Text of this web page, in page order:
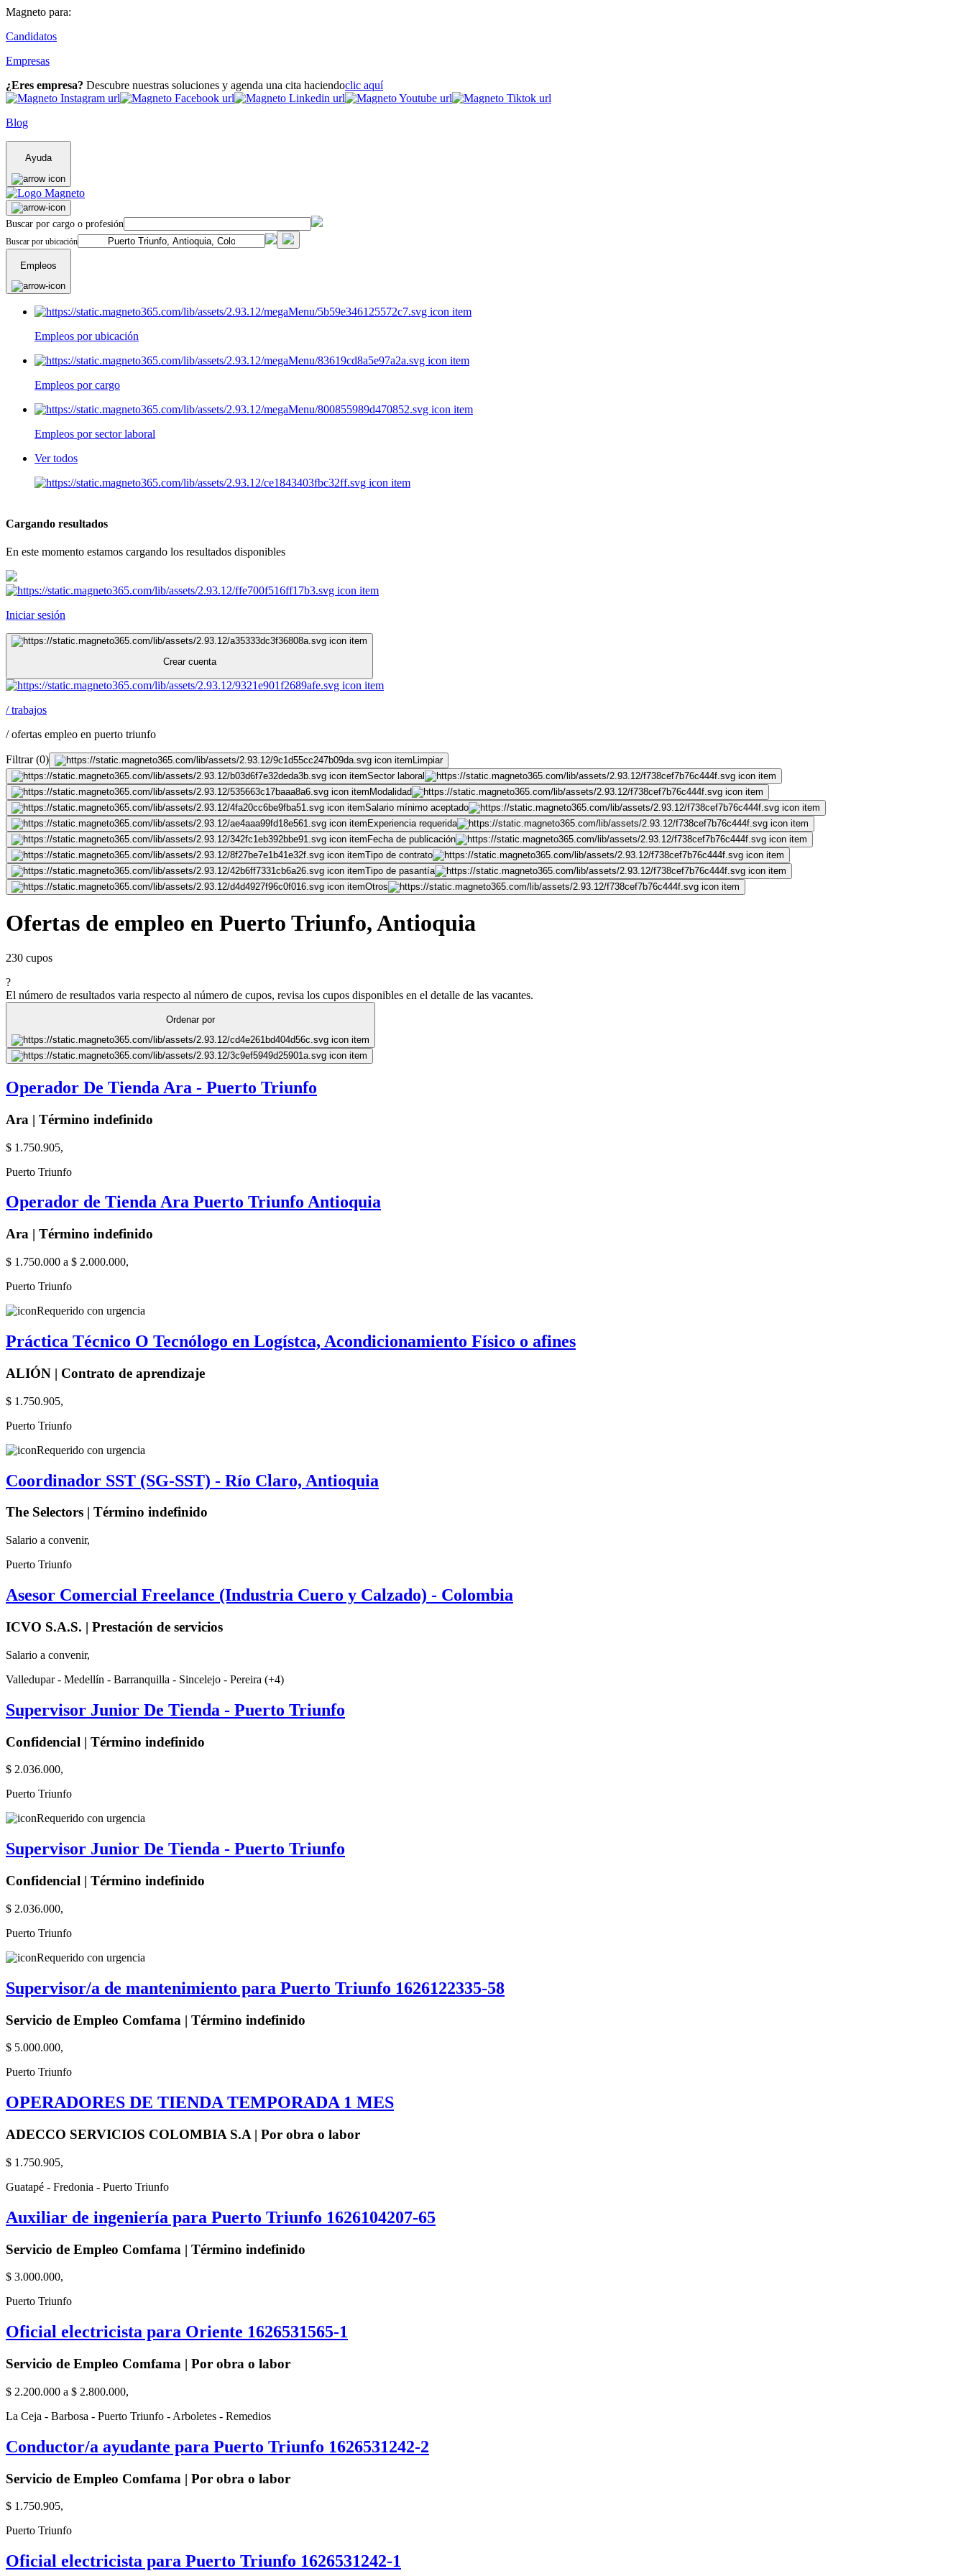
Magneto para:
Candidatos
Empresas
¿Eres empresa? Descubre nuestras soluciones y agenda una cita haciendoclic aquí
Blog
Ayuda
Buscar por cargo o profesión
Buscar por ubicación
Empleos
Empleos por ubicación
Empleos por cargo
Empleos por sector laboral
Ver todos
Cargando resultados
En este momento estamos cargando los resultados disponibles
Iniciar sesión
Crear cuenta
/trabajos
/ofertas empleo en puerto triunfo
Filtrar(0)
Limpiar
Sector laboral
Modalidad
Salario mínimo aceptado
Experiencia requerida
Fecha de publicación
Tipo de contrato
Tipo de pasantía
Otros
Ofertas de empleo en Puerto Triunfo, Antioquia
230 cupos
?
El número de resultados varia respecto al número de cupos, revisa los cupos disponibles en el detalle de las vacantes.
Ordenar por
Operador De Tienda Ara - Puerto Triunfo
Ara | Término indefinido
$ 1.750.905,
Puerto Triunfo
Operador de Tienda Ara Puerto Triunfo Antioquia
Ara | Término indefinido
$ 1.750.000 a $ 2.000.000,
Puerto Triunfo
Requerido con urgencia
Práctica Técnico O Tecnólogo en Logístca, Acondicionamiento Físico o afines
ALIÓN | Contrato de aprendizaje
$ 1.750.905,
Puerto Triunfo
Requerido con urgencia
Coordinador SST (SG-SST) - Río Claro, Antioquia
The Selectors | Término indefinido
Salario a convenir,
Puerto Triunfo
Asesor Comercial Freelance (Industria Cuero y Calzado) - Colombia
ICVO S.A.S. | Prestación de servicios
Salario a convenir,
Valledupar - Medellín - Barranquilla - Sincelejo - Pereira (+4)
Supervisor Junior De Tienda - Puerto Triunfo
Confidencial | Término indefinido
$ 2.036.000,
Puerto Triunfo
Requerido con urgencia
Supervisor Junior De Tienda - Puerto Triunfo
Confidencial | Término indefinido
$ 2.036.000,
Puerto Triunfo
Requerido con urgencia
Supervisor/a de mantenimiento para Puerto Triunfo 1626122335-58
Servicio de Empleo Comfama | Término indefinido
$ 5.000.000,
Puerto Triunfo
OPERADORES DE TIENDA TEMPORADA 1 MES
ADECCO SERVICIOS COLOMBIA S.A | Por obra o labor
$ 1.750.905,
Guatapé - Fredonia - Puerto Triunfo
Auxiliar de ingeniería para Puerto Triunfo 1626104207-65
Servicio de Empleo Comfama | Término indefinido
$ 3.000.000,
Puerto Triunfo
Oficial electricista para Oriente 1626531565-1
Servicio de Empleo Comfama | Por obra o labor
$ 2.200.000 a $ 2.800.000,
La Ceja - Barbosa - Puerto Triunfo - Arboletes - Remedios
Conductor/a ayudante para Puerto Triunfo 1626531242-2
Servicio de Empleo Comfama | Por obra o labor
$ 1.750.905,
Puerto Triunfo
Oficial electricista para Puerto Triunfo 1626531242-1